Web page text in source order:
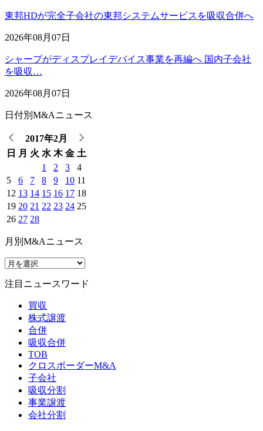
東邦HDが完全子会社の東邦システムサービスを吸収合併へ
2026年08月07日
シャープがディスプレイデバイス事業を再編へ 国内子会社
を吸収…
2026年08月07日
日付別M&Aニュース
2017年2月
日
月 火 水 木 金 土
1
2 3
4
5
6 7 8 9 10 11
12 13 14 15 16 17 18
19 20 21 22 23 24 25
26 27 28
月別M&Aニュース
注目ニュースワード
買収
株式譲渡
合併
吸収合併
TOB
クロスボーダーM&A
子会社
吸収分割
事業譲渡
会社分割